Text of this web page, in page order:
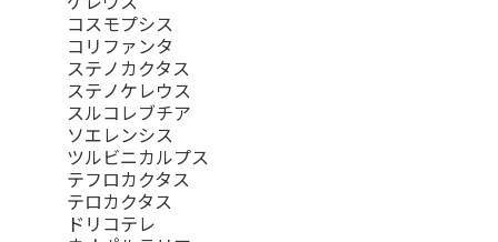
コスモプシス
コリファンタ
ステノカクタス
ステノケレウス
スルコレブチア
ソエレンシス
ツルビニカルプス
テフロカクタス
テロカクタス
ドリコテレ